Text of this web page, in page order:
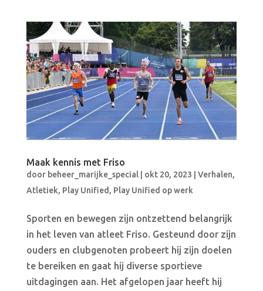
Maak kennis met Friso
door beheer_marijke_special| okt 20, 2023 | Verhalen,
Atletiek, Play Unified, Play Unified op werk
Sporten en bewegen zijn ontzettend belangrijk
in het leven van atleet Friso. Gesteund door zijn
ouders en clubgenoten probeert hij zijn doelen
te bereiken en gaat hij diverse sportieve
uitdagingen aan. Het afgelopen jaar heeft hij